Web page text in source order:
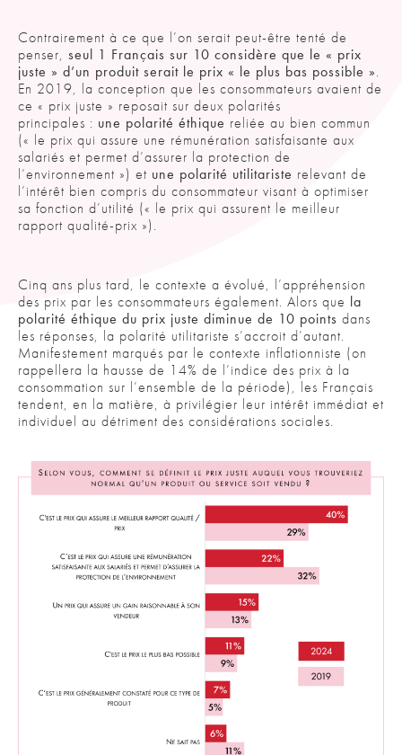
Contrairement à ce que l’on serait peut-être tenté de
penser, seul 1 Français sur 10 considère que le « prix
juste » d’un produit serait le prix « le plus bas possible ».
En 2019, la conception que les consommateurs avaient de
ce « prix juste » reposait sur deux polarités
principales : une polarité éthique reliée au bien commun
(« le prix qui assure une rémunération satisfaisante aux
salariés et permet d’assurer la protection de
l’environnement ») et une polarité utilitariste relevant de
l’intérêt bien compris du consommateur visant à optimiser
sa fonction d’utilité (« le prix qui assurent le meilleur
rapport qualité-prix »).
Cinq ans plus tard, le contexte a évolué, l’appréhension
des prix par les consommateurs également. Alors que la
polarité éthique du prix juste diminue de 10 points dans
les réponses, la polarité utilitariste s’accroit d’autant.
Manifestement marqués par le contexte inflationniste (on
rappellera la hausse de 14% de l’indice des prix à la
consommation sur l’ensemble de la période), les Français
tendent, en la matière, à privilégier leur intérêt immédiat et
individuel au détriment des considérations sociales.